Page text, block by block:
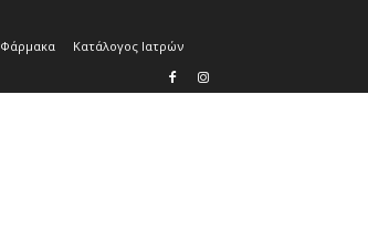
Φάρμακα Κατάλογος Ιατρών